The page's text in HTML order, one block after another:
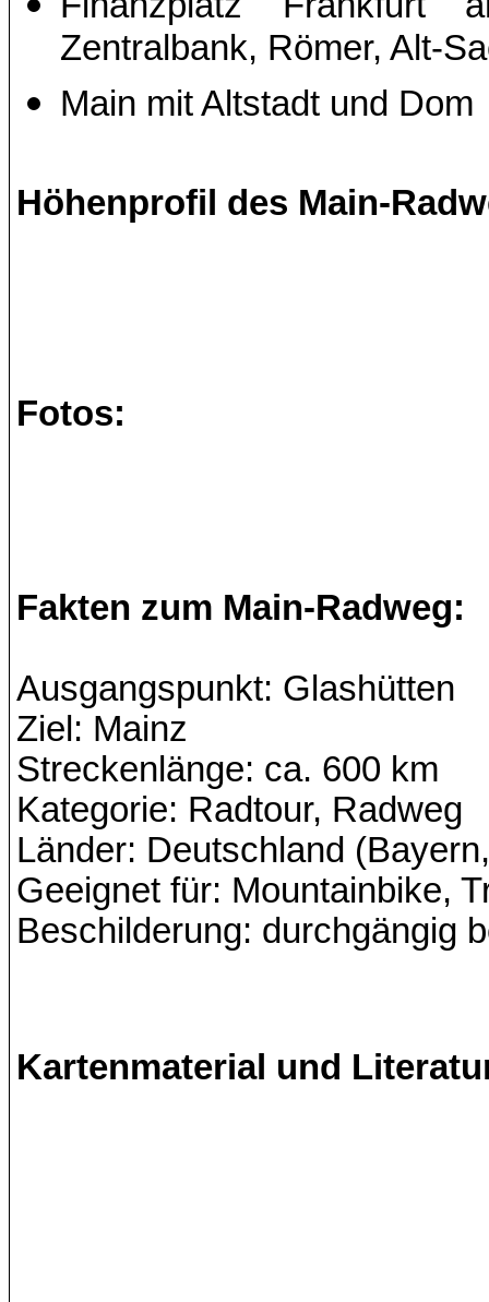
Zentralbank, Römer, Alt-
Main mit Altstadt und Dom
Höhenprofil des Main-
Fotos:
Fakten zum Main-Radweg:
Ausgangspunkt: Glashütten
Ziel: Mainz
Streckenlänge: ca. 600 km
Kategorie: Radtour, Radweg
Länder: Deutschland
Geeignet für: Mountainbike,
Beschilderung: durchgängig
Kartenmaterial und